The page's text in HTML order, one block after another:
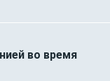
во время